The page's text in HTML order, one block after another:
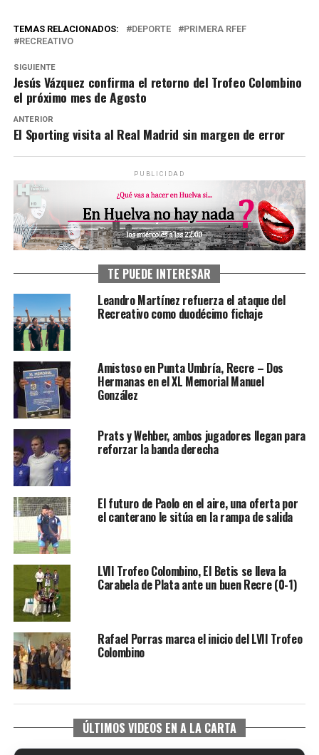
TEMAS RELACIONADOS: DEPORTE
PRIMERA RFEF
RECREATIVO
SIGUIENTE
Jesús Vázquez confirma el retorno del Trofeo Colombino
el próximo mes de Agosto
ANTERIOR
El Sporting visita al Real Madrid sin margen de error
PUBLICIDAD
TE PUEDE INTERESAR
Leandro Martínez refuerza el ataque del
Recreativo como duodécimo fichaje
Amistoso en Punta Umbría, Recre – Dos
Hermanas en el XL Memorial Manuel
González
Prats y Wehber, ambos jugadores llegan para
reforzar la banda derecha
El futuro de Paolo en el aire, una oferta por
el canterano le sitúa en la rampa de salida
LVII Trofeo Colombino, El Betis se lleva la
Carabela de Plata ante un buen Recre (0-1)
Rafael Porras marca el inicio del LVII Trofeo
Colombino
ÚLTIMOS VIDEOS EN A LA CARTA